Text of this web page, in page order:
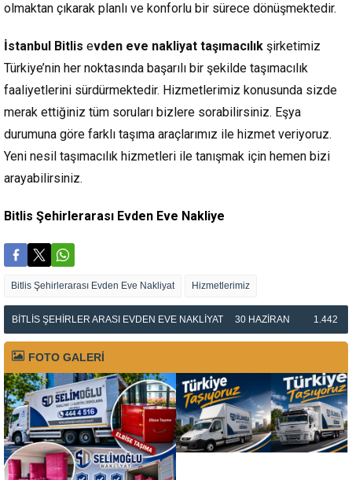
olmaktan çıkarak planlı ve konforlu bir sürece dönüşmektedir.
İstanbul Bitlis evden eve nakliyat taşımacılık şirketimiz
Türkiye’nin her noktasında başarılı bir şekilde taşımacılık
faaliyetlerini sürdürmektedir. Hizmetlerimiz konusunda sizde
merak ettiğiniz tüm soruları bizlere sorabilirsiniz. Eşya
durumuna göre farklı taşıma araçlarımız ile hizmet veriyoruz.
Yeni nesil taşımacılık hizmetleri ile tanışmak için hemen bizi
arayabilirsiniz.
Bitlis Şehirlerarası Evden Eve Nakliye
Bitlis Şehirlerarası Evden Eve Nakliyat Hizmetlerimiz
BITLIS ŞEHIRLER ARASI EVDEN EVE NAKLIYAT 30 HAZIRAN 1.442
FOTO GALERİ